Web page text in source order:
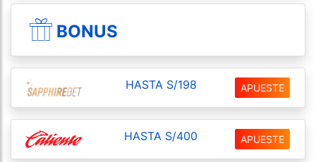
BONUS
HASTA S/198 APUESTE
HASTA S/400 APUESTE